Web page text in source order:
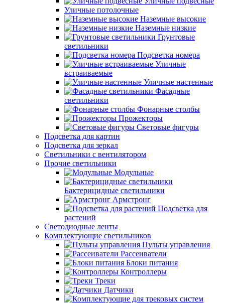
Уличные потолочные
Наземные высокие
Наземные низкие
Грунтовые
светильники
Подсветка номера
Уличные
встраиваемые
Уличные настенные
Фасадные
светильники
Фонарные столбы
Прожекторы
Световые фигуры
Подсветка для картин
Подсветка для зеркал
Светильники с вентилятором
Прочие светильники
Модульные
Бактерицидные светильники
Армстронг
Подсветка для
растений
Светодиодные ленты
Комплектующие светильников
Пульты управления
Рассеиватели
Блоки питания
Контроллеры
Треки
Датчики